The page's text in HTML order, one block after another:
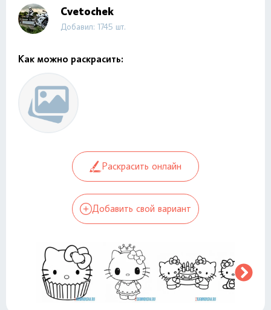
Cvetochek
Добавил: 1745 шт.
Как можно раскрасить:
Раскрасить онлайн
Добавить свой вариант